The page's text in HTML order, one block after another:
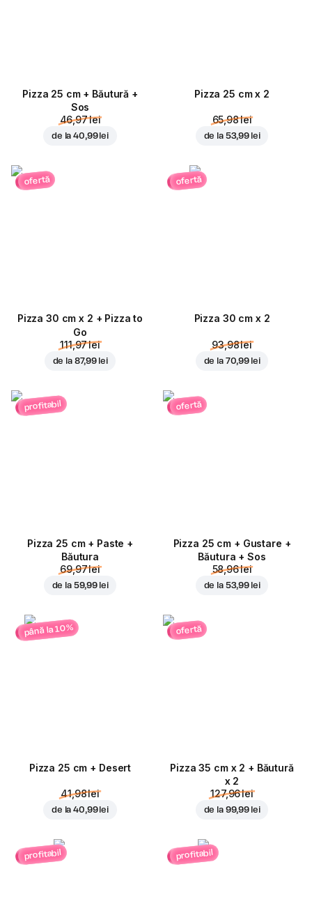
Pizza 25 cm + Băutură +
Sos
46,97 lei
de la40,99 lei
Pizza 25 cm x 2
65,98 lei
de la 53,99 lei
ofertă
Pizza 30 cm x 2 + Pizza to
Go
111,97 lei
de la 87,99 lei
ofertă
Pizza 30 cm x 2
93,98 lei
de la 70,99 lei
profitabil
Pizza 25 cm + Paste +
Băutura
69,97 lei
de la 59,99 lei
ofertă
Pizza 25 cm + Gustare +
Băutura + Sos
58,96 lei
de la 53,99 lei
până la 10%
Pizza 25 cm + Desert
41,98 lei
de la40,99 lei
ofertă
Pizza 35 cm x 2 + Băutură
x 2
127,96 lei
de la 99,99 lei
profitabil profitabil